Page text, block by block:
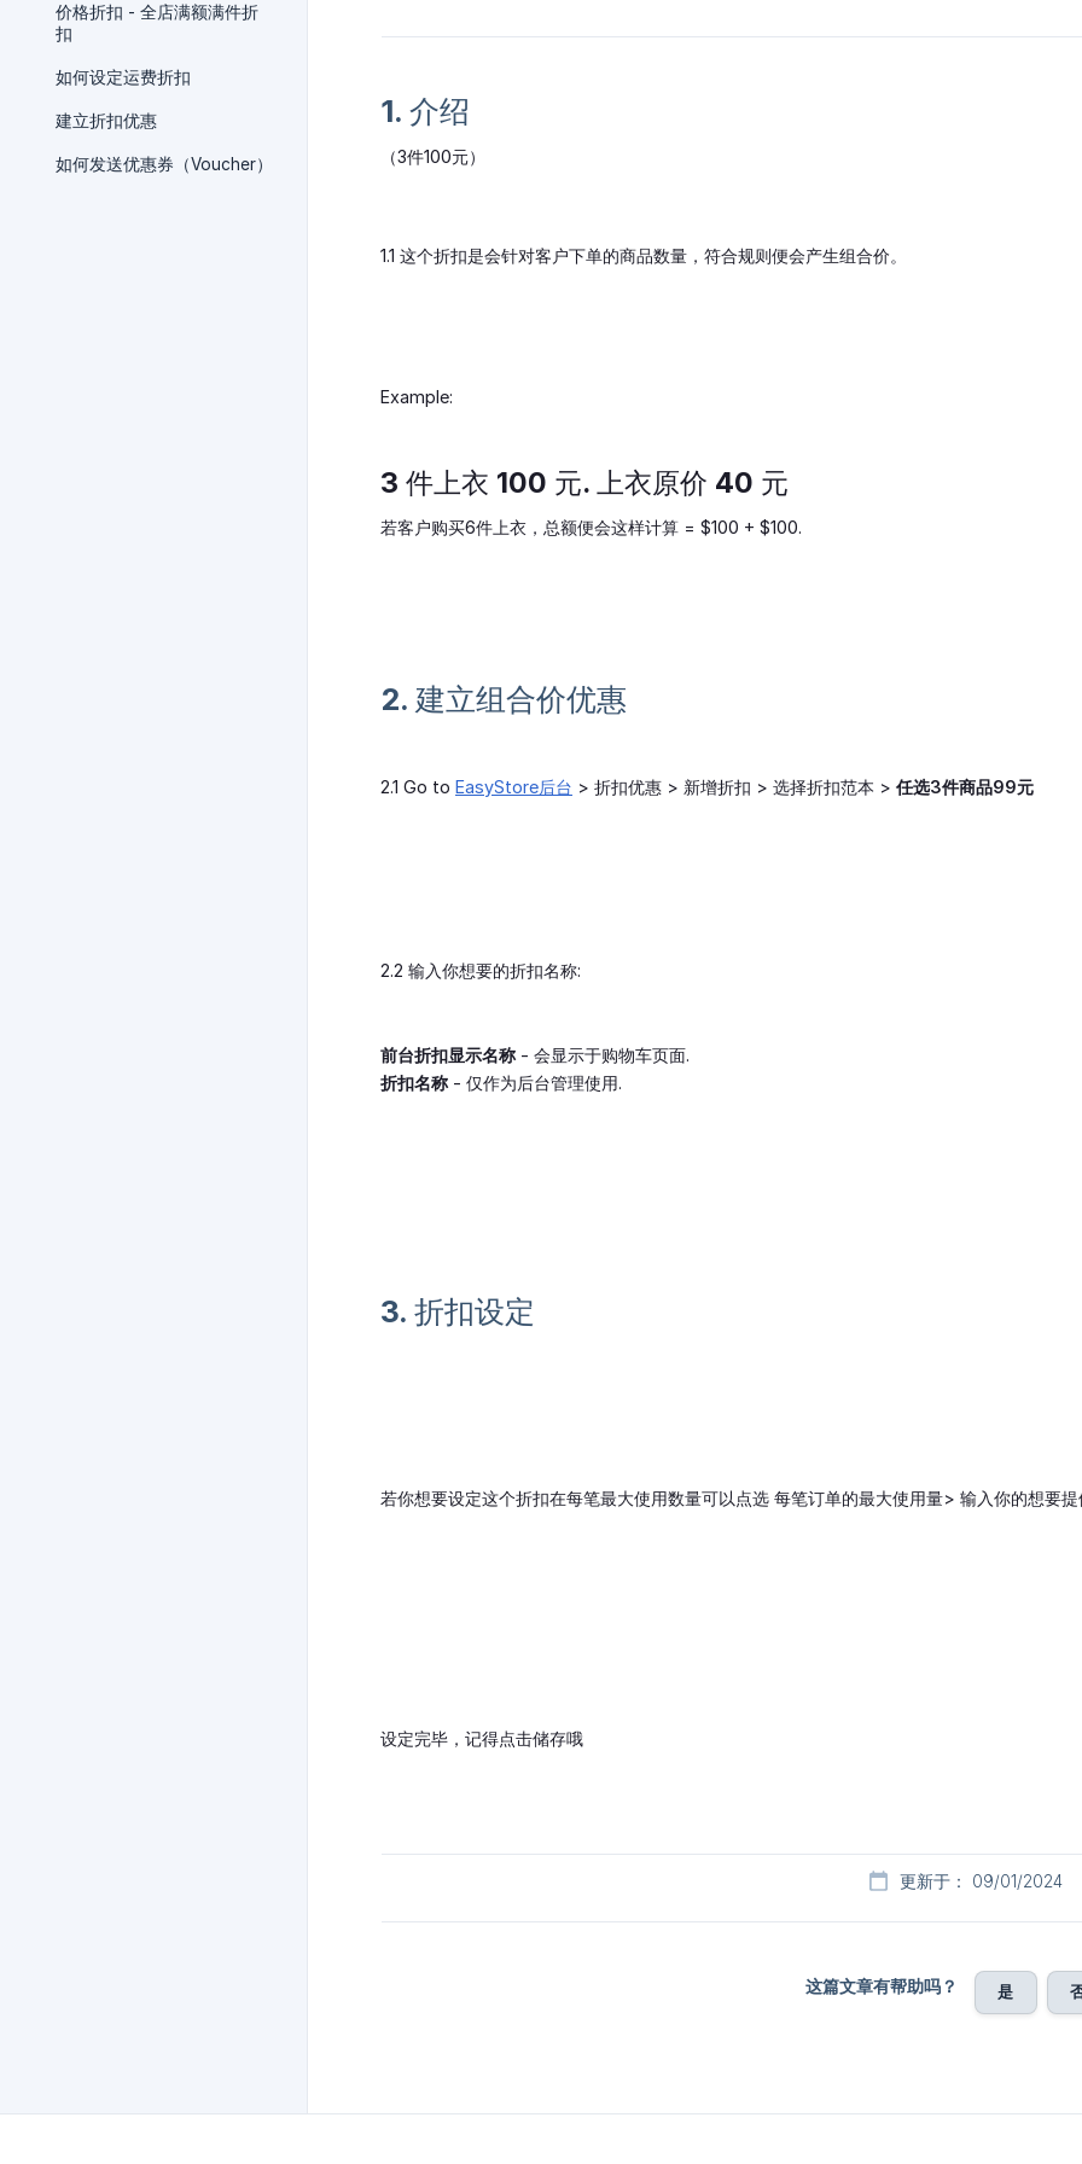
价格折扣 - 全店满额满件折
扣
如何设定运费折扣
建立折扣优惠
如何发送优惠券（Voucher）
1. 介绍
（3件100元）
1.1 这个折扣是会针对客户下单的商品数量，符合规则便会产生组合价。
Example:
3 件上衣 100 元. 上衣原价 40 元
若客户购买6件上衣，总额便会这样计算 = $100 + $100.
2. 建立组合价优惠
2.1 Go to EasyStore后台 > 折扣优惠 > 新增折扣 > 选择折扣范本 > 任选3件商品99元
2.2 输入你想要的折扣名称:
前台折扣显示名称- 会显示于购物车页面.
折扣名称- 仅作为后台管理使用.
3. 折扣设定
若你想要设定这个折扣在每笔最大使用数量可以点选 每笔订单的最大使用量> 输入你的想要
设定完毕，记得点击储存哦
更新于： 09/01/2024
这篇文章有帮助吗？ 是